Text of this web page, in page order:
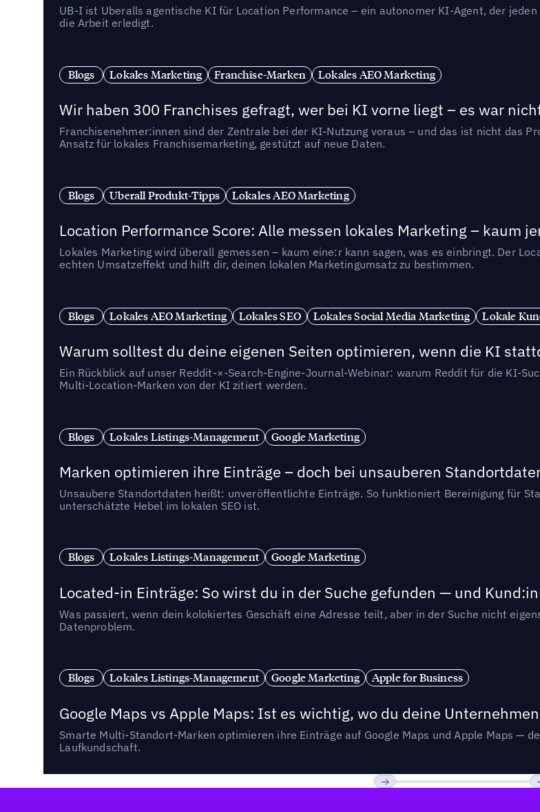
UB-I ist Uberalls agentische KI für Location Performance – ein autonomer KI-Agent, der
die Arbeit erledigt.
Blogs Lokales Marketing Franchise-Marken Lokales AEO Marketing
Wir haben 300 Franchises gefragt, wer bei KI vorne liegt – es war
Franchisenehmer:innen sind der Zentrale bei der KI-Nutzung voraus – und das ist nicht das
Ansatz für lokales Franchisemarketing, gestützt auf neue Daten.
Blogs Uberall Produkt-Tipps Lokales AEO Marketing
Location Performance Score: Alle messen lokales Marketing – kaum
Lokales Marketing wird überall gemessen – kaum eine:r kann sagen, was es einbringt. Der
echten Umsatzeffekt und hilft dir, deinen lokalen Marketingumsatz zu bestimmen.
Blogs Lokales AEO Marketing Lokales SEO Lokales Social Media Marketing Lokale
Warum solltest du deine eigenen Seiten optimieren, wenn die KI
Ein Rückblick auf unser Reddit-×-Search-Engine-Journal-Webinar: warum Reddit für die KI-
Multi-Location-Marken von der KI zitiert werden.
Blogs Lokales Listings-Management Google Marketing
Marken optimieren ihre Einträge – doch bei unsauberen
Unsaubere Standortdaten heißt: unveröffentlichte Einträge. So funktioniert Bereinigung für
unterschätzte Hebel im lokalen SEO ist.
Blogs Lokales Listings-Management Google Marketing
Located-in Einträge: So wirst du in der Suche gefunden — und
Was passiert, wenn dein kolokiertes Geschäft eine Adresse teilt, aber in der Suche nicht
Datenproblem.
Blogs Lokales Listings-Management Google Marketing Apple for Business
Google Maps vs Apple Maps: Ist es wichtig, wo du deine
Smarte Multi-Standort-Marken optimieren ihre Einträge auf Google Maps und Apple Maps —
Laufkundschaft.